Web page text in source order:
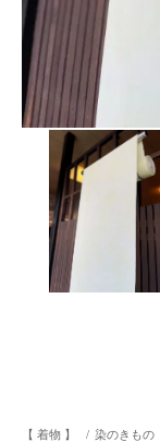
【 着物 】 / 染のきもの